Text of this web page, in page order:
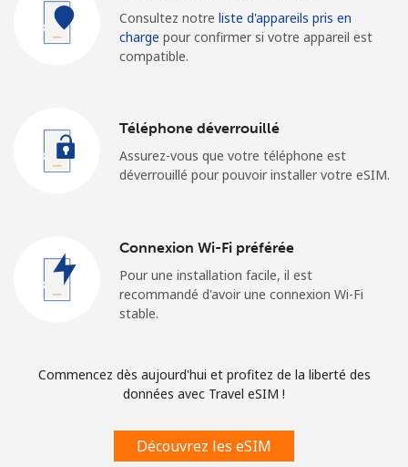
Consultez notre liste d'appareils pris en
charge pour confirmer si votre appareil est
compatible.
Téléphone déverrouillé
Assurez-vous que votre téléphone est
déverrouillé pour pouvoir installer votre eSIM.
Connexion Wi-Fi préférée
Pour une installation facile, il est
recommandé d'avoir une connexion Wi-Fi
stable.
Commencez dès aujourd'hui et profitez de la liberté des
données avec Travel eSIM !
Découvrez les eSIM